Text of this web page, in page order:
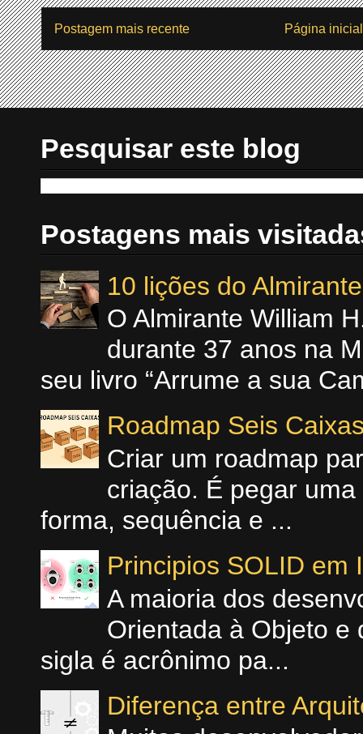
Postagem mais recente Página inicial
Pesquisar este blog
Postagens mais
10 lições do
O Almirante William
durante 37 anos na
seu livro “Arrume a sua
Roadmap Seis
Criar um roadmap
criação. É pegar
forma, sequência e ...
Principios SOLID em
A maioria dos
Orientada à Objeto e
sigla é acrônimo pa...
Diferença entre